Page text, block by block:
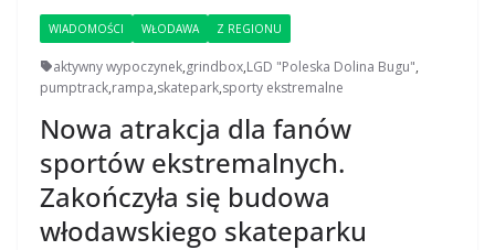
WIADOMOŚCI WŁODAWA Z REGIONU
aktywny wypoczynek,grindbox,LGD "Poleska Dolina Bugu",
pumptrack,rampa,skatepark,sporty ekstremalne
Nowa atrakcja dla fanów
sportów ekstremalnych.
Zakończyła się budowa
włodawskiego skateparku